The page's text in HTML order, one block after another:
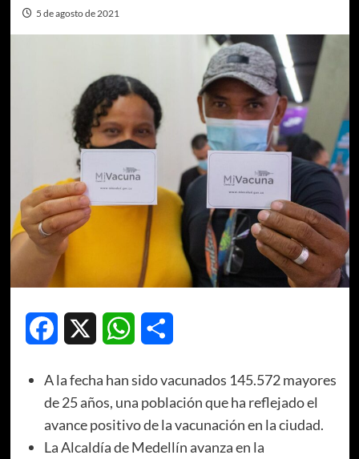
5 de agosto de 2021
Facebook WhatsApp
A la fecha han sido vacunados 145.572 mayores
de 25 años, una población que ha reflejado el
avance positivo de la vacunación en la ciudad.
La Alcaldía de Medellín avanza en la